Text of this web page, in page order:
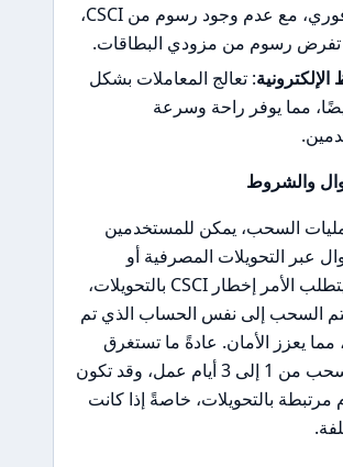
بشكل فوري، مع عدم وجود رسوم من CSCI،
تفرض رسوم من مزودي البطاقات.
: تعالج المعاملات بشكل
مما يوفر راحة وسرعة
والشروط
السحب، يمكن للمستخدمين
عبر التحويلات المصرفية أو
الشيكات. يتطلب الأمر إخطار CSCI بالتحويلات،
السحب إلى نفس الحساب الذي تم
مما يعزز الأمان. عادةً ما تستغرق
عمليات السحب من 1 إلى 3 أيام عمل، وقد تكون
بالتحويلات، خاصةً إذا كانت